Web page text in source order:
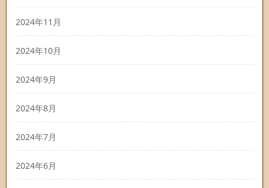
2024年11月
2024年10月
2024年9月
2024年8月
2024年7月
2024年6月